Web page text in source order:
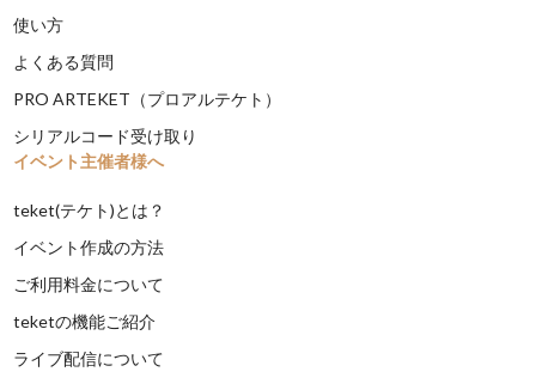
使い方
よくある質問
PRO ARTEKET（プロアルテケト）
シリアルコード受け取り
イベント主催者様へ
teket(テケト)とは？
イベント作成の方法
ご利用料金について
teketの機能ご紹介
ライブ配信について